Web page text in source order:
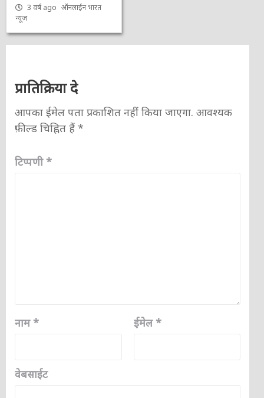
3 वर्ष ago ऑनलाईन भारत
न्यूज़
प्रातिक्रिया दे
आपका ईमेल पता प्रकाशित नहीं किया जाएगा. आवश्यक
फ़ील्ड चिह्नित हैं *
टिप्पणी *
नाम * ईमेल *
वेबसाईट